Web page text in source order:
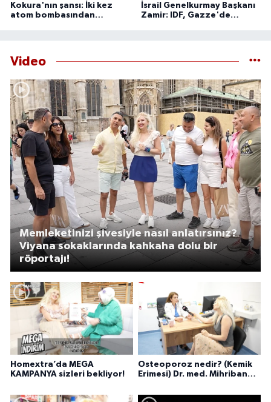
Kokura'nın şansı: İki kez
atom bombasından
İsrail Genelkurmay Başkanı
Zamir: IDF, Gazze'de
Video
Homextra’da MEGA
KAMPANYA sizleri bekliyor!
Osteoporoz nedir? (Kemik
Erimesi) Dr. med. Mihriban
Memleketinizi şivesiyle nasıl anlatırsınız?
Viyana sokaklarında kahkaha dolu bir
röportajı!